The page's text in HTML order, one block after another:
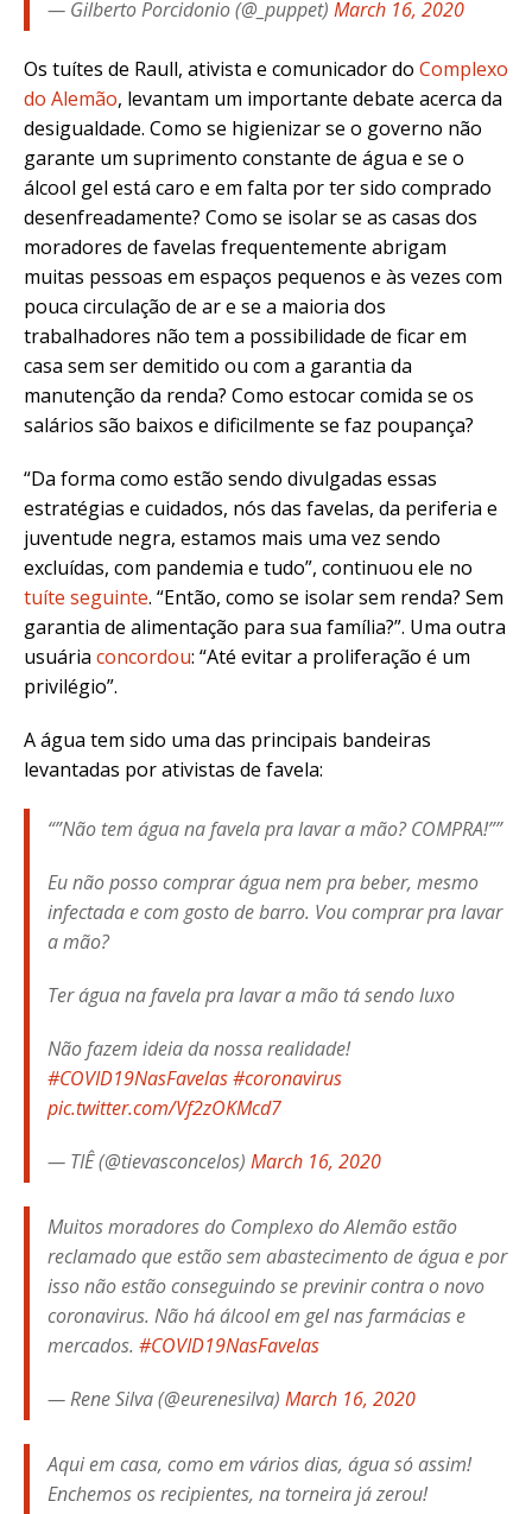
— Gilberto Porcidonio (@_puppet) March 16, 2020
Os tuítes de Raull, ativista e comunicador do Complexo
do Alemão, levantam um importante debate acerca da
desigualdade. Como se higienizar se o governo não
garante um suprimento constante de água e se o
álcool gel está caro e em falta por ter sido comprado
desenfreadamente? Como se isolar se as casas dos
moradores de favelas frequentemente abrigam
muitas pessoas em espaços pequenos e às vezes com
pouca circulação de ar e se a maioria dos
trabalhadores não tem a possibilidade de ficar em
casa sem ser demitido ou com a garantia da
manutenção da renda? Como estocar comida se os
salários são baixos e dificilmente se faz poupança?
“Da forma como estão sendo divulgadas essas
estratégias e cuidados, nós das favelas, da periferia e
juventude negra, estamos mais uma vez sendo
excluídas, com pandemia e tudo”, continuou ele no
tuíte seguinte. “Então, como se isolar sem renda? Sem
garantia de alimentação para sua família?”. Uma outra
usuária concordou: “Até evitar a proliferação é um
privilégio”.
A água tem sido uma das principais bandeiras
levantadas por ativistas de favela:
“”Não tem água na favela pra lavar a mão? COMPRA!””
Eu não posso comprar água nem pra beber, mesmo
infectada e com gosto de barro. Vou comprar pra lavar
a mão?
Ter água na favela pra lavar a mão tá sendo luxo
Não fazem ideia da nossa realidade!
#COVID19NasFavelas#coronavirus
pic.twitter.com/Vf2zOKMcd7
— TIÊ (@tievasconcelos) March 16, 2020
Muitos moradores do Complexo do Alemão estão
reclamado que estão sem abastecimento de água e por
isso não estão conseguindo se previnir contra o novo
coronavirus. Não há álcool em gel nas farmácias e
mercados. #COVID19NasFavelas
— Rene Silva (@eurenesilva) March 16, 2020
Aqui em casa, como em vários dias, água só assim!
Enchemos os recipientes, na torneira já zerou!